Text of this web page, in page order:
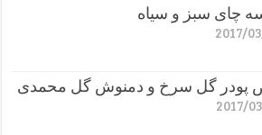
چای سبز و سیاه
2017/
پودر گل سرخ و دمنوش گل محمدی
2017/